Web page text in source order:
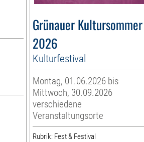
Grünauer Kultursommer
2026
Kulturfestival
Montag, 01.06.2026 bis
Mittwoch, 30.09.2026
verschiedene
Veranstaltungsorte
Rubrik: Fest & Festival